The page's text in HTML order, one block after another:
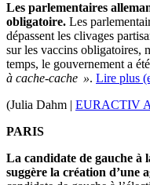
Les parlementaires
obligatoire. Les
dépassent les clivages
sur les vaccins obligatoires,
temps, le gouvernement a
à cache-cache ». Lire plus
(Julia Dahm | EURACTIV
PARIS
La candidate de gauche à
suggère la création d’une